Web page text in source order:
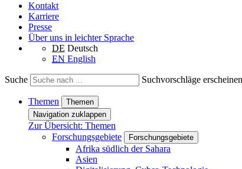
Kontakt
Karriere
Presse
Über uns in leichter Sprache
DE Deutsch
EN English
Suche Suchvorschläge
Themen
Themen
Navigation zuklappen
Zur Übersicht: Themen
Forschungsgebiete
Forschungsgebiete
Afrika südlich der Sahara
Asien